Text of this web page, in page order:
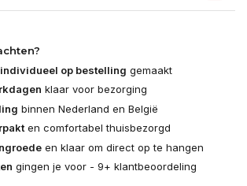
individueel op bestelling gemaakt
klaar voor bezorging
binnen Nederland en België
en comfortabel thuisbezorgd
en klaar om direct op te hangen
gingen je voor - 9+ klantbeoordeling